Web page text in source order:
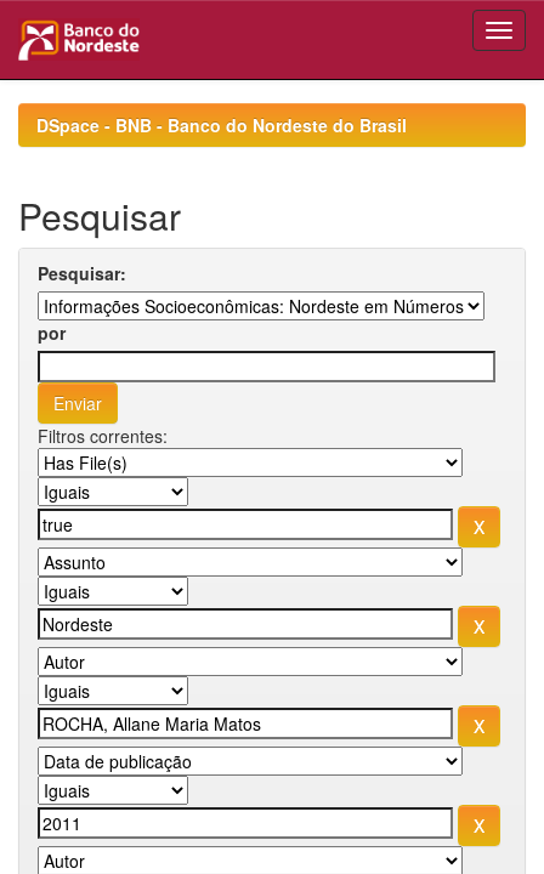
navigationDSpace - BNB - Banco do Nordeste do Brasil
Pesquisar
Pesquisar:
por
Filtros correntes: